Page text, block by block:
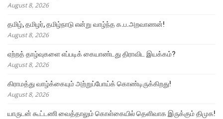
August 8, 2026
தமிழ், தமிழர், தமிழ்நாடு என்று வாழ்ந்த க.ப.அறவாணன்!
August 8, 2026
ஏற்றத் தாழ்வுகளை எப்படிக் கையாண்டது திராவிட இயக்கம்?
August 8, 2026
கிராமத்து வாழ்க்கையும் அற்றுப்போய்க் கொண்டிருக்கிறது!
August 8, 2026
யாருடன் கூட்டணி வைத்தாலும் கொள்கையில் தெளிவாக இருக்கும் திமுக!